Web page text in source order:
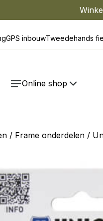
GPS inbouwTweedehands
Online shop
/ Frame onderdelen /